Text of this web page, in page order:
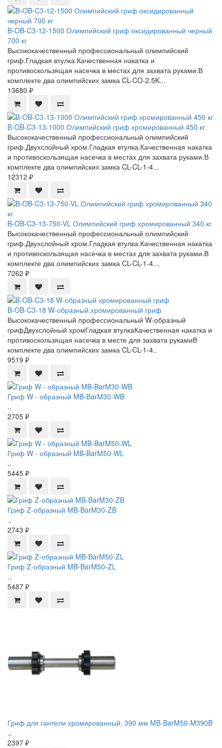
B-OB-C3-12-1500 Олимпийский гриф оксидированный черный
700 кг
Высококачественный профессиональный олимпийский
гриф.Гладкая втулка.Качественная накатка и
противоскользящая насечка в местах для захвата руками.В
комплекте два олимпийских замка CL-CO-2.5K...
13680 ₽
B-OB-C3-13-1000 Олимпийский гриф хромированный 450 кг
Высококачественный профессиональный олимпийский
гриф.Двухслойный хром.Гладкая втулка.Качественная накатка
и противоскользящая насечка в местах для захвата руками.В
комплекте два олимпийских замка CL-CL-1-4...
12312 ₽
B-OB-C3-13-750-VL Олимпийский гриф хромированный 340 кг
Высококачественный профессиональный олимпийский
гриф.Двухслойный хром.Гладкая втулка.Качественная накатка
и противоскользящая насечка в местах для захвата руками.В
комплекте два олимпийских замка CL-CL-1-4...
7262 ₽
B-OB-C3-18 W-образный хромированный гриф
Высококачественный профессиональный W-образный
грифДвухслойный хромГладкая втулкаКачественная накатка и
противоскользящая насечка в месте для захвата рукамиВ
комплекте два олимпийских замка CL-CL-1-4..
9519 ₽
Гриф W - образный MB-BarM30-WB
..
2705 ₽
Гриф W - образный MB-BarM50-WL
..
5445 ₽
Гриф Z-образный MB-BarM30-ZB
..
2743 ₽
Гриф Z-образный MB-BarM50-ZL
..
5487 ₽
Гриф для гантели хромированный, 390 мм MB-BarM50-M390B
..
2397 ₽